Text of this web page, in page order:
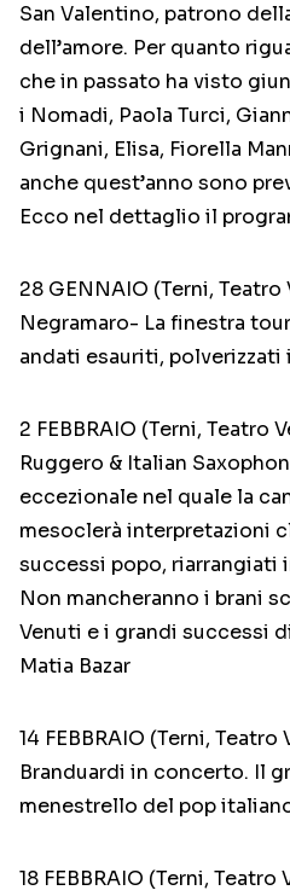
San Valentino, patrono
dell’amore. Per quanto
che in passato ha visto
i Nomadi, Paola Turci,
Grignani, Elisa, Fiorella
anche quest’anno sono
Ecco nel dettaglio il
28 GENNAIO (Terni, Teatro
Negramaro- La finestra
andati esauriti, polverizzati
2 FEBBRAIO (Terni, Teatro
Ruggero & Italian
eccezionale nel quale la
mesoclerà interpretazioni
successi popo, riarrangiati
Non mancheranno i brani
Venuti e i grandi successi
Matia Bazar
14 FEBBRAIO (Terni,
Branduardi in concerto. Il
menestrello del pop
18 FEBBRAIO (Terni,